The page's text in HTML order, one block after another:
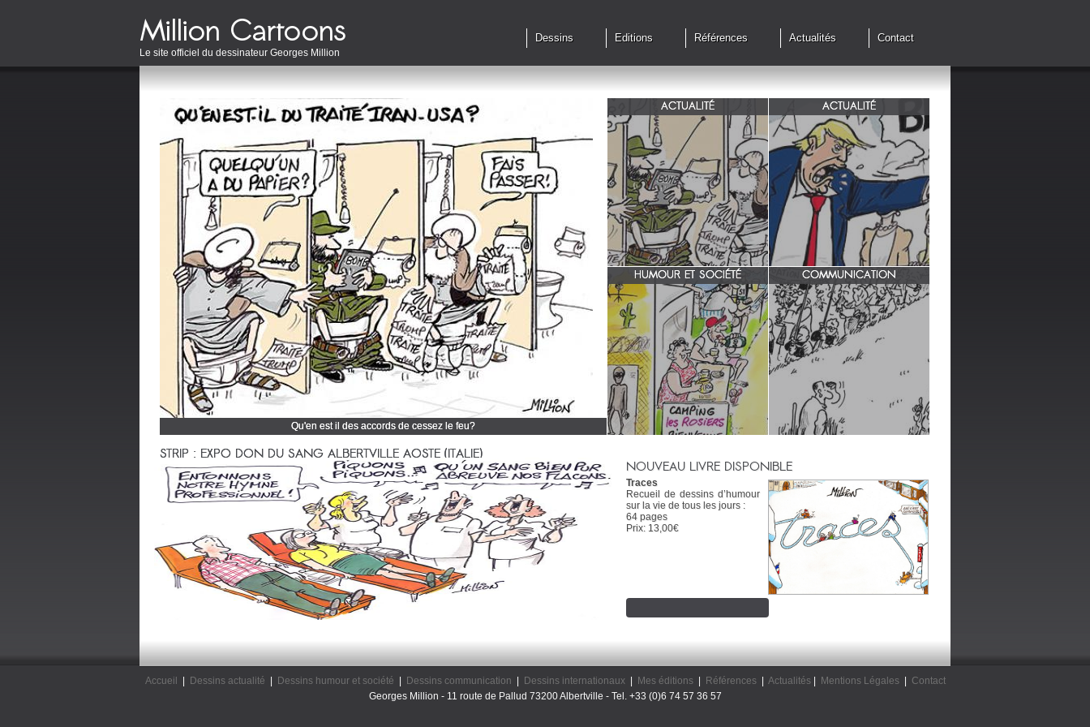
Le site officiel du dessinateur Georges Million
Dessins Editions Références Actualités Contact
Qu'en est il des accords de cessez le feu?
Cliquez et découvrez tous mes dessins d'actualité
ACTUALITÉ
Qu'en est il des accords de cessez
le feu?
ACTUALITÉ
G7 à Evian, Trump, une fois de
plus ,s'en prend aux européens.
HUMOUR ET SOCIÉTÉ
zone 51
COMMUNICATION
INRA/ Rotation des terres.
STRIP : EXPO DON DU SANG ALBERTVILLE AOSTE (ITALIE)
NOUVEAU LIVRE DISPONIBLE
Traces
Recueil de dessins d’humour
sur la vie de tous les jours :
64 pages
Prix: 13,00€
Accueil Dessins actualité Dessins humour et société Dessins communication Dessins internationaux| Mes éditions| Références| Actualités| Mentions Légales|
Contact
Georges Million - 11 route de Pallud 73200 Albertville - Tel. +33 (0)6 74 57 36 57